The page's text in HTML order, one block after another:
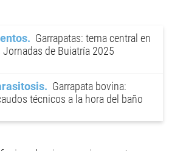
Garrapatas: tema central en
Jornadas de Buiatría 2025
Garrapata bovina:
técnicos a la hora del baño